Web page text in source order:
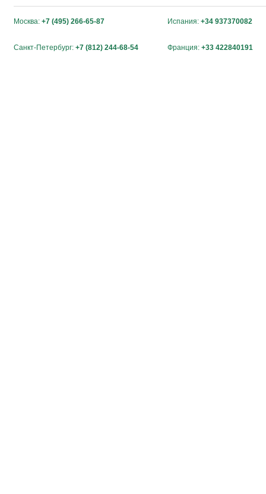
Москва: +7 (495) 266-65-87 Испания: +34 937370082
Санкт-Петербург: +7 (812) 244-68-54 Франция: +33 422840191